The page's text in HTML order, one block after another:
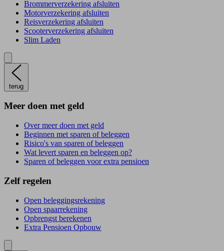
Brommerverzekering afsluiten
Motorverzekering afsluiten
Reisverzekering afsluiten
Scooterverzekering afsluiten
Slim Laden
terug
Meer doen met geld
Over meer doen met geld
Beginnen met sparen of beleggen
Risico's van sparen of beleggen
Wat levert sparen en beleggen op?
Sparen of beleggen voor extra pensioen
Zelf regelen
Open beleggingsrekening
Open spaarrekening
Opbrengst berekenen
Extra Pensioen Opbouw